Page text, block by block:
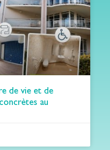
de vie et de
au